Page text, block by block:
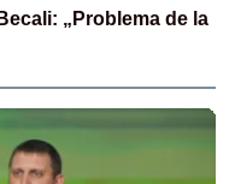
„Problema de la